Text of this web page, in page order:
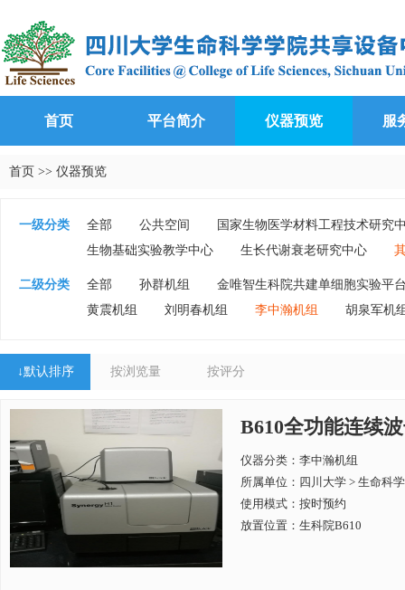
首页 平台简介 仪器预览 服
首页 >> 仪器预览
一级分类 全部 公共空间
国家生物医学材料工程技术研究
生物基础实验教学中心
生长代谢衰老研究中心
二级分类 全部 孙群机组
金唯智生科院共建单细胞实验平
黄震机组
刘明春机组 李中瀚机组 胡泉军机
↓默认排序 按浏览量 按评分
B610全功能连续
仪器分类：李中瀚机组
所属单位： 四川大学 > 生命科
使用模式：按时预约
放置位置：生科院B610